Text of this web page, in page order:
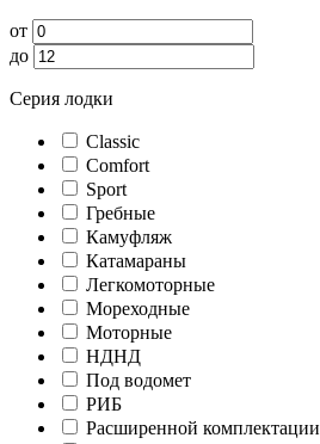
от
до
Серия лодки
Classic
Comfort
Sport
Гребные
Камуфляж
Катамараны
Легкомоторные
Мореходные
Моторные
НДНД
Под водомет
РИБ
Расширенной комплектации